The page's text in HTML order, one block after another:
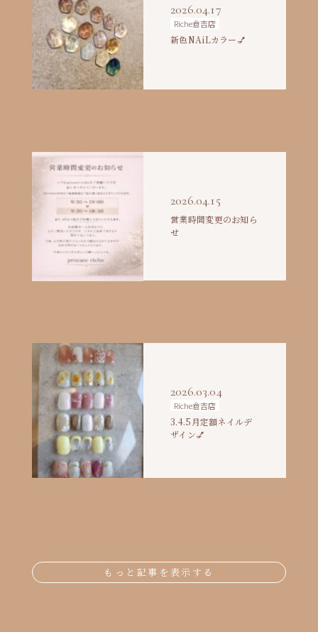
2026.04.17
Riche倉吉店
新色NAiLカラー💅
2026.04.15
営業時間変更のお知ら
せ
2026.03.04
Riche倉吉店
3.4.5月定額ネイルデ
ザイン💅
もっと記事を表示する